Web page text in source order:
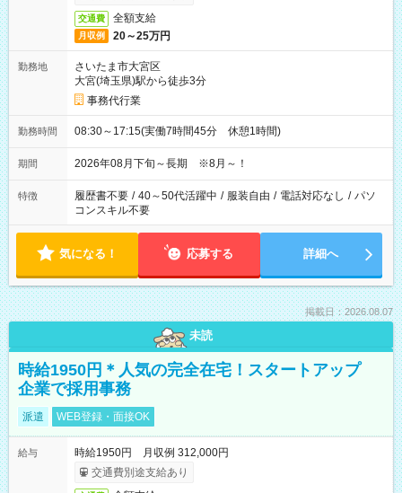
交通費 全額支給
月収例 20～25万円
勤務地
さいたま市大宮区
大宮(埼玉県)駅から徒歩3分
事務代行業
勤務時間 08:30～17:15(実働7時間45分 休憩1時間)
期間 2026年08月下旬～長期 ※8月～！
特徴 履歴書不要 / 40～50代活躍中 / 服装自由 / 電話対応なし / パソ
コンスキル不要
気になる！ 応募する 詳細へ
掲載日：2026.08.07
未読
時給1950円＊人気の完全在宅！スタートアップ
企業で採用事務
派遣 WEB登録・面接OK
給与
時給1950円 月収例 312,000円
交通費別途支給あり